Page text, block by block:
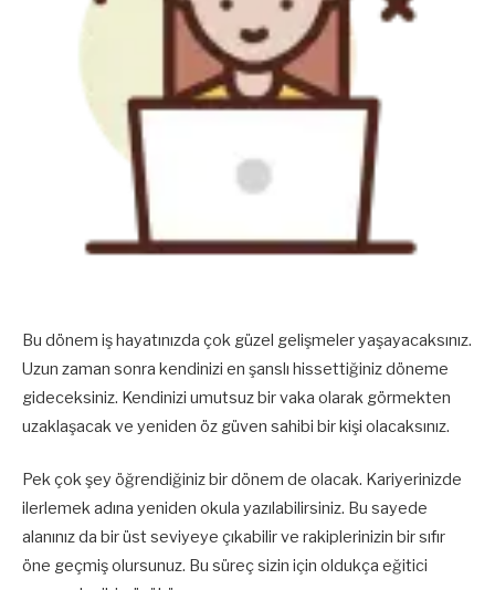
Bu dönem iş hayatınızda çok güzel gelişmeler yaşayacaksınız.
Uzun zaman sonra kendinizi en şanslı hissettiğiniz döneme
gideceksiniz. Kendinizi umutsuz bir vaka olarak görmekten
uzaklaşacak ve yeniden öz güven sahibi bir kişi olacaksınız.
Pek çok şey öğrendiğiniz bir dönem de olacak. Kariyerinizde
ilerlemek adına yeniden okula yazılabilirsiniz. Bu sayede
alanınız da bir üst seviyeye çıkabilir ve rakiplerinizin bir sıfır
öne geçmiş olursunuz. Bu süreç sizin için oldukça eğitici